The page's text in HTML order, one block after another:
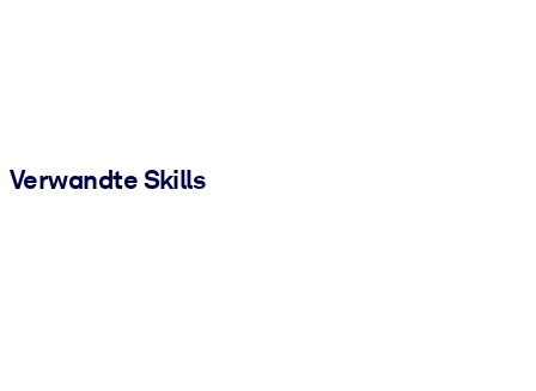
Verwandte Skills